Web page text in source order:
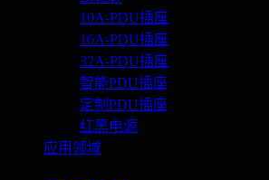
10A-PDU插座
16A-PDU插座
32A-PDU插座
智能PDU插座
定制PDU插座
红黑电源
应用领域